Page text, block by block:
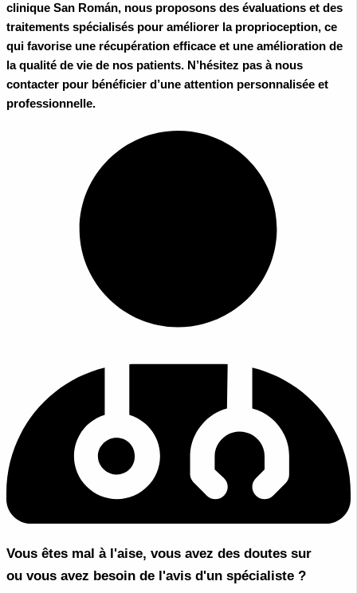
clinique San Román, nous proposons des évaluations et des
traitements spécialisés pour améliorer la proprioception, ce
qui favorise une récupération efficace et une amélioration de
la qualité de vie de nos patients. N’hésitez pas à nous
contacter pour bénéficier d’une attention personnalisée et
professionnelle.
Vous êtes mal à l'aise, vous avez des doutes sur
ou vous avez besoin de l'avis d'un spécialiste ?